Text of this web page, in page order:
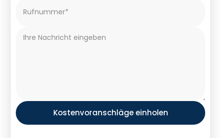
Kostenvoranschläge einholen